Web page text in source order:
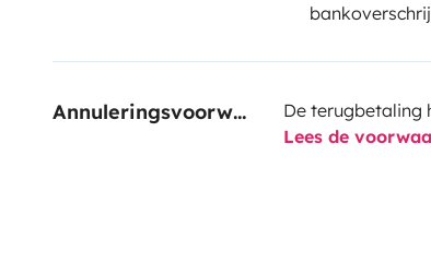
Annuleringsvoorwaarden
De terugbetaling
Lees de